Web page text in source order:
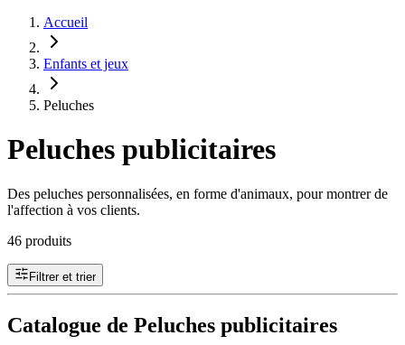
Accueil
Enfants et jeux
Peluches
Peluches publicitaires
Des peluches personnalisées, en forme d'animaux, pour montrer de
l'affection à vos clients.
46 produits
Filtrer et trier
Catalogue de Peluches publicitaires